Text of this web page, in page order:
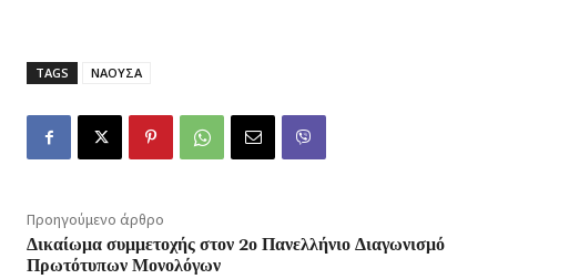
TAGS ΝΑΟΥΣΑ
Προηγούμενο άρθρο
Δικαίωμα συμμετοχής στον 2ο Πανελλήνιο Διαγωνισμό
Πρωτότυπων Μονολόγων